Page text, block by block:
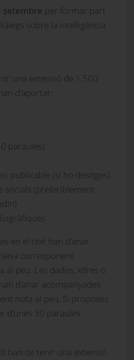
setembre per formar part
sobre la intel·ligència
una extensió de 1.500
d’aportar:
paraules)
publicable (si ho desitges)
socials (preferiblement
en el text han d’anar
corresponent
al peu. Les dades, xifres o
d’anar acompanyades
nota al peu. Si proposes
d’unes 30 paraules.
han de tenir una extensió